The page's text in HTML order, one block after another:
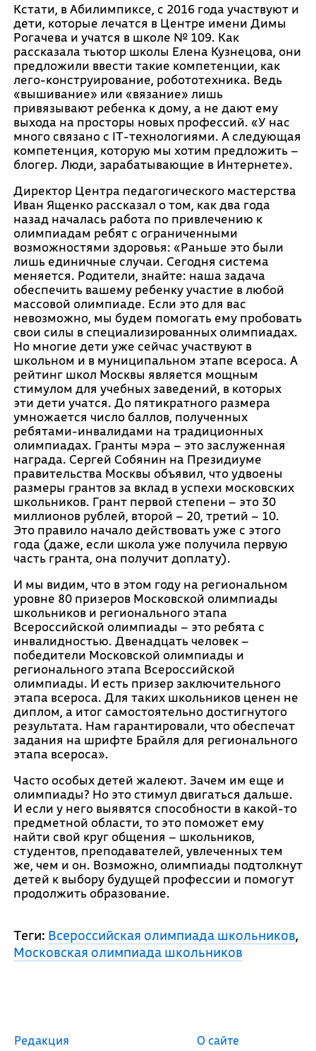
Кстати, в Абилимпиксе, с 2016 года участвуют и
дети, которые лечатся в Центре имени Димы
Рогачева и учатся в школе № 109. Как
рассказала тьютор школы Елена Кузнецова, они
предложили ввести такие компетенции, как
лего-конструирование, робототехника. Ведь
«вышивание» или «вязание» лишь
привязывают ребенка к дому, а не дают ему
выхода на просторы новых профессий. «У нас
много связано с IT-технологиями. А следующая
компетенция, которую мы хотим предложить –
блогер. Люди, зарабатывающие в Интернете».
Директор Центра педагогического мастерства
Иван Ященко рассказал о том, как два года
назад началась работа по привлечению к
олимпиадам ребят с ограниченными
возможностями здоровья: «Раньше это были
лишь единичные случаи. Сегодня система
меняется. Родители, знайте: наша задача
обеспечить вашему ребенку участие в любой
массовой олимпиаде. Если это для вас
невозможно, мы будем помогать ему пробовать
свои силы в специализированных олимпиадах.
Но многие дети уже сейчас участвуют в
школьном и в муниципальном этапе всероса. А
рейтинг школ Москвы является мощным
стимулом для учебных заведений, в которых
эти дети учатся. До пятикратного размера
умножается число баллов, полученных
ребятами-инвалидами на традиционных
олимпиадах. Гранты мэра – это заслуженная
награда. Сергей Собянин на Президиуме
правительства Москвы объявил, что удвоены
размеры грантов за вклад в успехи московских
школьников. Грант первой степени – это 30
миллионов рублей, второй – 20, третий – 10.
Это правило начало действовать уже с этого
года (даже, если школа уже получила первую
часть гранта, она получит доплату).
И мы видим, что в этом году на региональном
уровне 80 призеров Московской олимпиады
школьников и регионального этапа
Всероссийской олимпиады – это ребята с
инвалидностью. Двенадцать человек –
победители Московской олимпиады и
регионального этапа Всероссийской
олимпиады. И есть призер заключительного
этапа всероса. Для таких школьников ценен не
диплом, а итог самостоятельно достигнутого
результата. Нам гарантировали, что обеспечат
задания на шрифте Брайля для регионального
этапа всероса».
Часто особых детей жалеют. Зачем им еще и
олимпиады? Но это стимул двигаться дальше.
И если у него выявятся способности в какой-то
предметной области, то это поможет ему
найти свой круг общения – школьников,
студентов, преподавателей, увлеченных тем
же, чем и он. Возможно, олимпиады подтолкнут
детей к выбору будущей профессии и помогут
продолжить образование.
Теги: Всероссийская олимпиада школьников,
Московская олимпиада школьников
Редакция О сайте